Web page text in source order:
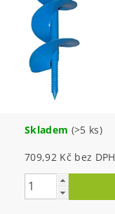
Skladem (>5 ks)
709,92 Kč bez DPH